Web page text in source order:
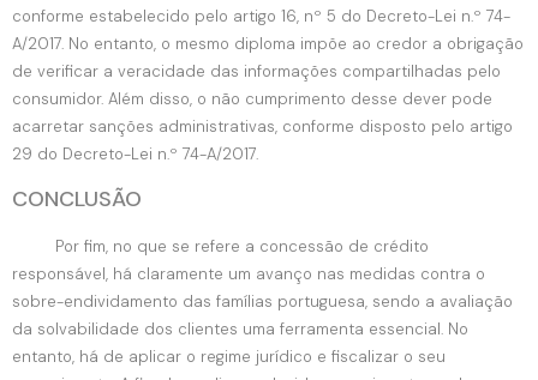
conforme estabelecido pelo artigo 16, nº 5 do Decreto-Lei n.º 74-
A/2017. No entanto, o mesmo diploma impõe ao credor a obrigação
de verificar a veracidade das informações compartilhadas pelo
consumidor. Além disso, o não cumprimento desse dever pode
acarretar sanções administrativas, conforme disposto pelo artigo
29 do Decreto-Lei n.º 74-A/2017.
CONCLUSÃO
Por fim, no que se refere a concessão de crédito
responsável, há claramente um avanço nas medidas contra o
sobre-endividamento das famílias portuguesa, sendo a avaliação
da solvabilidade dos clientes uma ferramenta essencial. No
entanto, há de aplicar o regime jurídico e fiscalizar o seu